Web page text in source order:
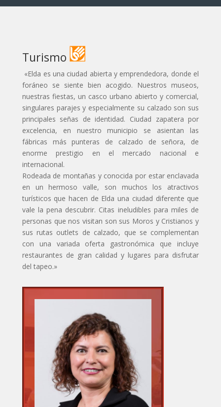
Turismo
«Elda es una ciudad abierta y emprendedora, donde el
foráneo se siente bien acogido. Nuestros museos,
nuestras fiestas, un casco urbano abierto y comercial,
singulares parajes y especialmente su calzado son sus
principales señas de identidad. Ciudad zapatera por
excelencia, en nuestro municipio se asientan las
fábricas más punteras de calzado de señora, de
enorme prestigio en el mercado nacional e
internacional.
Rodeada de montañas y conocida por estar enclavada
en un hermoso valle, son muchos los atractivos
turísticos que hacen de Elda una ciudad diferente que
vale la pena descubrir. Citas ineludibles para miles de
personas que nos visitan son sus Moros y Cristianos y
sus rutas outlets de calzado, que se complementan
con una variada oferta gastronómica que incluye
restaurantes de gran calidad y lugares para disfrutar
del tapeo.»